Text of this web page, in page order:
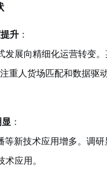
升 ：
发展向精细化运营转变
重人货场匹配和数据驱
：
等新技术应用增多。调
应用。